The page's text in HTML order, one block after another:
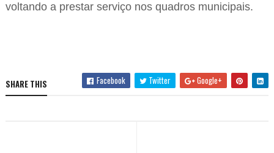
voltando a prestar serviço nos quadros municipais.
SHARE THIS Facebook Twitter Google+